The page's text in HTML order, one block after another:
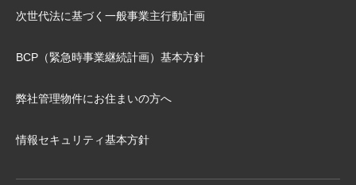
次世代法に基づく⼀般事業主⾏動計画
BCP（緊急時事業継続計画）基本⽅針
弊社管理物件にお住まいの⽅へ
情報セキュリティ基本方針